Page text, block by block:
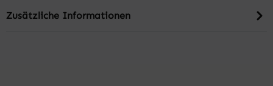
Zusätzliche Informationen